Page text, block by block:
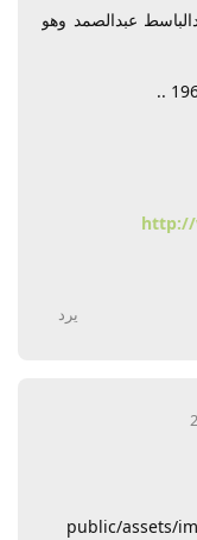
عبدالصمد وهو
http://
يرد